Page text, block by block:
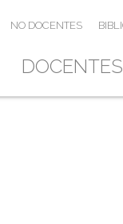
DOCENTES
NO DOCENTES